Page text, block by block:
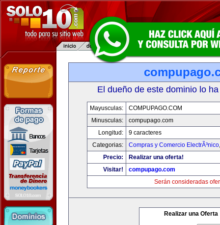
El dueño de este dominio lo
Mayusculas:
COMPUPAGO.COM
Minusculas:
compupago.com
Longitud:
9 caracteres
Categorias:
Compras y Comercio ElectrÃ³nico
Precio:
Realizar una oferta!
Visitar!
compupago.com
Serán consideradas
Realizar una Oferta